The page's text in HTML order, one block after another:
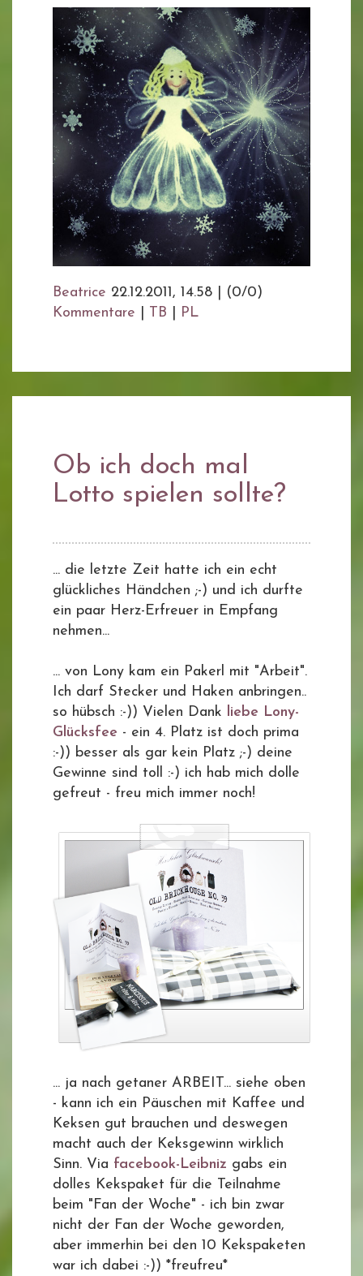
Beatrice 22.12.2011, 14.58
(0/0)
Kommentare
TB PL
Ob ich doch mal
Lotto spielen sollte?
... die letzte Zeit hatte ich ein echt
glückliches Händchen ;-) und ich durfte
ein paar Herz-Erfreuer in Empfang
nehmen...
... von Lony kam ein Pakerl mit "Arbeit".
Ich darf Stecker und Haken anbringen..
so hübsch :-)) Vielen Dank liebe Lony-
Glücksfee - ein 4. Platz ist doch prima
:-)) besser als gar kein Platz ;-) deine
Gewinne sind toll :-) ich hab mich dolle
gefreut - freu mich immer noch!
... ja nach getaner ARBEIT... siehe oben
- kann ich ein Päuschen mit Kaffee und
Keksen gut brauchen und deswegen
macht auch der Keksgewinn wirklich
Sinn. Via facebook-Leibniz gabs ein
dolles Kekspaket für die Teilnahme
beim "Fan der Woche" - ich bin zwar
nicht der Fan der Woche geworden,
aber immerhin bei den 10 Kekspaketen
war ich dabei :-)) *freufreu*